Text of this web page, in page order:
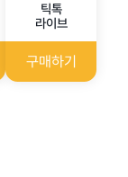
틱톡
라이브
구매하기